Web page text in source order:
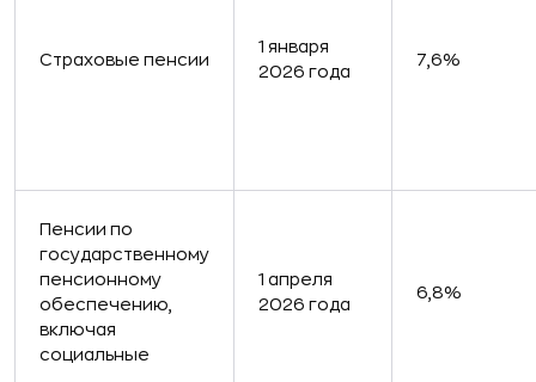
Страховые пенсии
1 января
2026 года
7,6%
Пенсии по
государственному
пенсионному
обеспечению,
включая
социальные
1 апреля
2026 года
6,8%